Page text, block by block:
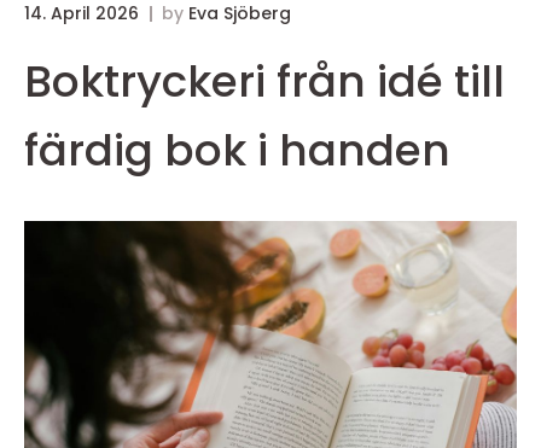
14. April 2026 by Eva Sjöberg
Boktryckeri från idé till
färdig bok i handen